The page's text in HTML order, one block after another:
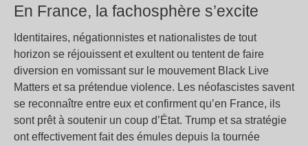
En France, la fachosphère s’excite
Identitaires, négationnistes et nationalistes de tout
horizon se réjouissent et exultent ou tentent de faire
diversion en vomissant sur le mouvement Black Live
Matters et sa prétendue violence. Les néofascistes savent
se reconnaître entre eux et confirment qu’en France, ils
sont prêt à soutenir un coup d’État. Trump et sa stratégie
ont effectivement fait des émules depuis la tournée